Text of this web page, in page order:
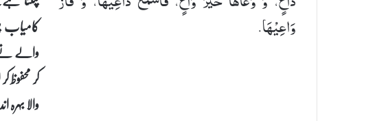
وَاعِیْهَا.
والے
کر
والا بہرہ